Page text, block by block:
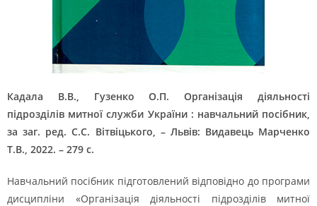
Кадала В.В., Гузенко О.П. Організація діяльності
підрозділів митної служби України : навчальний посібник,
за заг. ред. С.С. Вітвіцького, – Львів: Видавець Марченко
Т.В., 2022. – 279 с.
Навчальний посібник підготовлений відповідно до програми
дисципліни «Організація діяльності підрозділів митної